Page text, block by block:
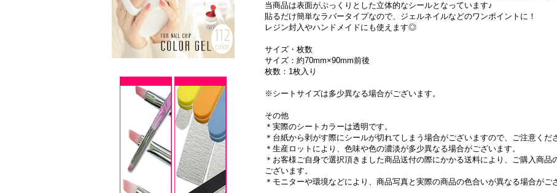
当商品は表面がぷっくりとした立体的なシールとなっています♪
貼るだけ簡単なラバータイプなので、ジェルネイルなどのワンポイントに！
レジン封入やハンドメイドにも使えます◎
サイズ・枚数
サイズ：約70mm×90mm前後
枚数：1枚入り
※シートサイズは多少異なる場合がございます。
その他
＊実際のシートカラーは透明です。
＊台紙から剥がす際にシールが切れてしまう場合がございますので、ご注意くだ
＊生産ロットにより、色味や色の濃淡が多少異なる場合がございます。
＊お客様ご自身で選択頂きました商品送付の際にかかる送料により、ご購入商
ございます。
＊モニターや環境などにより、商品写真と実際の商品の色合いが異なる場合がご